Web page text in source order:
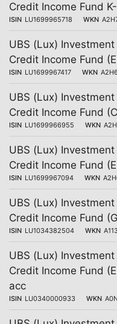
Credit Income Fund
ISIN LU1699965718 WKN
UBS (Lux)
Credit Income Fund
ISIN LU1699967417 WKN
UBS (Lux)
Credit Income Fund
ISIN LU1699966955 WKN
UBS (Lux)
Credit Income Fund
ISIN LU1699967094 WKN
UBS (Lux)
Credit Income Fund
ISIN LU1034382504 WKN
UBS (Lux)
Credit Income Fund
acc
ISIN LU0340000933 WKN